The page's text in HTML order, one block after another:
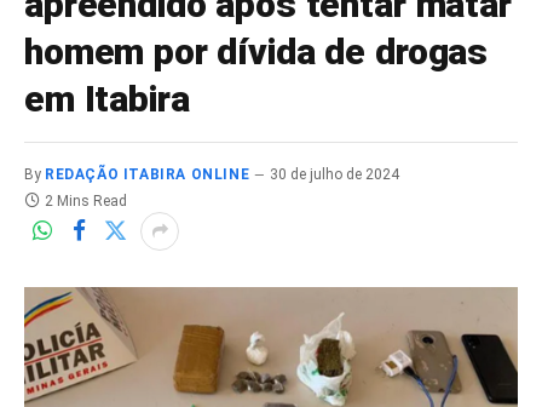
homem por dívida de drogas
em Itabira
By REDAÇÃO ITABIRA ONLINE
30 de julho de 2024
2 Mins Read